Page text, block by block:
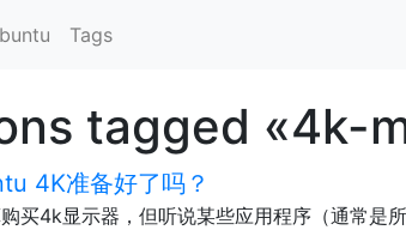
Tags
tagged «4k-
4K准备好了吗？
买4k显示器，但听说某些应用程序（通常是